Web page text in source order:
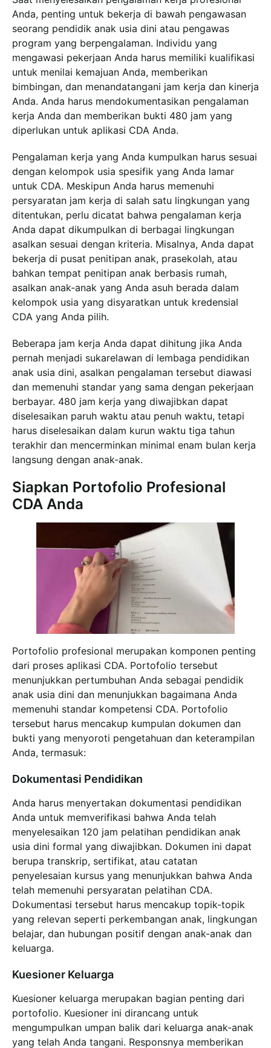
Anda, penting untuk bekerja di bawah pengawasan
seorang pendidik anak usia dini atau pengawas
program yang berpengalaman. Individu yang
mengawasi pekerjaan Anda harus memiliki kualifikasi
untuk menilai kemajuan Anda, memberikan
bimbingan, dan menandatangani jam kerja dan kinerja
Anda. Anda harus mendokumentasikan pengalaman
kerja Anda dan memberikan bukti 480 jam yang
diperlukan untuk aplikasi CDA Anda.
Pengalaman kerja yang Anda kumpulkan harus sesuai
dengan kelompok usia spesifik yang Anda lamar
untuk CDA. Meskipun Anda harus memenuhi
persyaratan jam kerja di salah satu lingkungan yang
ditentukan, perlu dicatat bahwa pengalaman kerja
Anda dapat dikumpulkan di berbagai lingkungan
asalkan sesuai dengan kriteria. Misalnya, Anda dapat
bekerja di pusat penitipan anak, prasekolah, atau
bahkan tempat penitipan anak berbasis rumah,
asalkan anak-anak yang Anda asuh berada dalam
kelompok usia yang disyaratkan untuk kredensial
CDA yang Anda pilih.
Beberapa jam kerja Anda dapat dihitung jika Anda
pernah menjadi sukarelawan di lembaga pendidikan
anak usia dini, asalkan pengalaman tersebut diawasi
dan memenuhi standar yang sama dengan pekerjaan
berbayar. 480 jam kerja yang diwajibkan dapat
diselesaikan paruh waktu atau penuh waktu, tetapi
harus diselesaikan dalam kurun waktu tiga tahun
terakhir dan mencerminkan minimal enam bulan kerja
langsung dengan anak-anak.
Siapkan Portofolio Profesional
CDA Anda
Portofolio profesional merupakan komponen penting
dari proses aplikasi CDA. Portofolio tersebut
menunjukkan pertumbuhan Anda sebagai pendidik
anak usia dini dan menunjukkan bagaimana Anda
memenuhi standar kompetensi CDA. Portofolio
tersebut harus mencakup kumpulan dokumen dan
bukti yang menyoroti pengetahuan dan keterampilan
Anda, termasuk:
Dokumentasi Pendidikan
Anda harus menyertakan dokumentasi pendidikan
Anda untuk memverifikasi bahwa Anda telah
menyelesaikan 120 jam pelatihan pendidikan anak
usia dini formal yang diwajibkan. Dokumen ini dapat
berupa transkrip, sertifikat, atau catatan
penyelesaian kursus yang menunjukkan bahwa Anda
telah memenuhi persyaratan pelatihan CDA.
Dokumentasi tersebut harus mencakup topik-topik
yang relevan seperti perkembangan anak, lingkungan
belajar, dan hubungan positif dengan anak-anak dan
keluarga.
Kuesioner Keluarga
Kuesioner keluarga merupakan bagian penting dari
portofolio. Kuesioner ini dirancang untuk
mengumpulkan umpan balik dari keluarga anak-anak
yang telah Anda tangani. Responsnya memberikan